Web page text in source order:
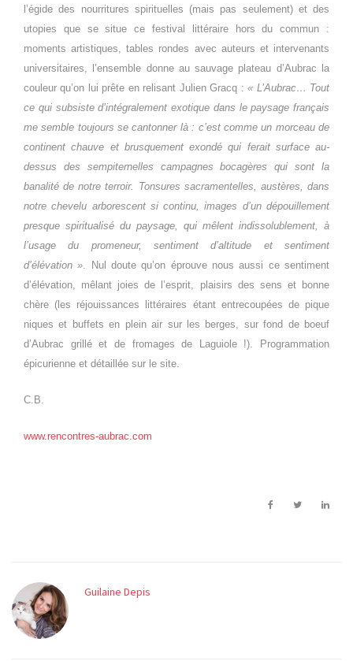
l’égide des nourritures spirituelles (mais pas seulement) et des
utopies que se situe ce festival littéraire hors du commun :
moments artistiques, tables rondes avec auteurs et intervenants
universitaires, l’ensemble donne au sauvage plateau d’Aubrac la
couleur qu’on lui prête en relisant Julien Gracq :« L’Aubrac… Tout
ce qui subsiste d’intégralement exotique dans le paysage français
me semble toujours se cantonner là : c’est comme un morceau de
continent chauve et brusquement exondé qui ferait surface au-
dessus des sempiternelles campagnes bocagères qui sont la
banalité de notre terroir. Tonsures sacramentelles, austères, dans
notre chevelu arborescent si continu, images d’un dépouillement
presque spiritualisé du paysage, qui mêlent indissolublement, à
l’usage du promeneur, sentiment d’altitude et sentiment
d’élévation ». Nul doute qu’on éprouve nous aussi ce sentiment
d’élévation, mêlant joies de l’esprit, plaisirs des sens et bonne
chère (les réjouissances littéraires étant entrecoupées de pique
niques et buffets en plein air sur les berges, sur fond de boeuf
d’Aubrac grillé et de fromages de Laguiole !). Programmation
épicurienne et détaillée sur le site.
C.B.
www.rencontres-aubrac.com
Guilaine Depis